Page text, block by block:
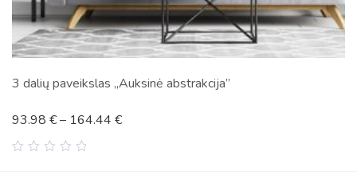
3 dalių paveikslas „Auksinė abstrakcija”
93.98 €– 164.44 €